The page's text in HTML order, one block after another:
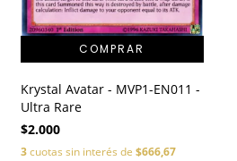
Krystal Avatar - MVP1-EN011 -
Ultra Rare
$2.000
3cuotas sin interés de $666,67